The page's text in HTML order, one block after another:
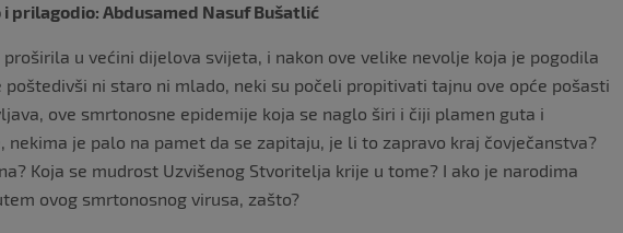
i prilagodio: Abdusamed Nasuf Bušatlić
u većini dijelova svijeta, i nakon ove velike nevolje koja je pogodila
poštedivši ni staro ni mlado, neki su počeli propitivati tajnu ove opće pošasti
ove smrtonosne epidemije koja se naglo širi i čiji plamen guta i
nekima je palo na pamet da se zapitaju, je li to zapravo kraj čovječanstva?
Koja se mudrost Uzvišenog Stvoritelja krije u tome? I ako je narodima
ovog smrtonosnog virusa, zašto?